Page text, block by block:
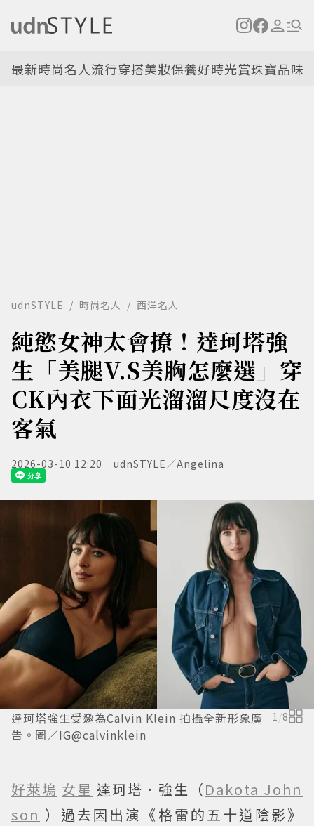
最新時尚名人流行穿搭美妝保養好時光賞珠寶品味
udnSTYLE 時尚名人 西洋名人
純慾女神太會撩！達珂塔強
生「美腿V.S美胸怎麼選」穿
CK內衣下面光溜溜尺度沒在
客氣
2026-03-10 12:20 udnSTYLE／Angelina
達珂塔強生受邀為Calvin Klein 拍攝全新形象廣
告。圖／IG@calvinklein
1/8
好萊塢 女星 達珂塔．強生（Dakota John
son ）過去因出演《格雷的五十道陰影》